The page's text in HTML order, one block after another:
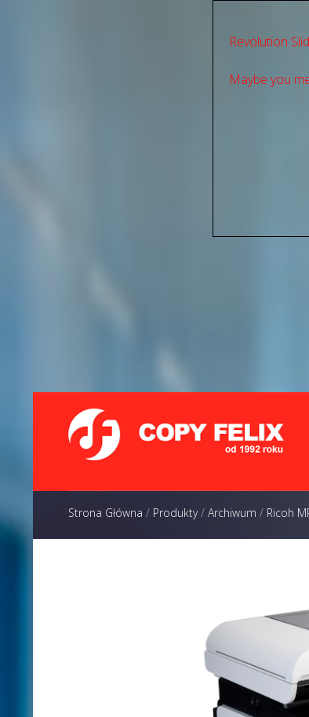
Revolution
Maybe you
Strona Główna / Produkty/ Archiwum / Ricoh